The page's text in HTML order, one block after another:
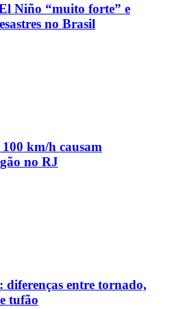
Niño “muito forte” e
no Brasil
km/h causam
no RJ
diferenças entre tornado,
tufão